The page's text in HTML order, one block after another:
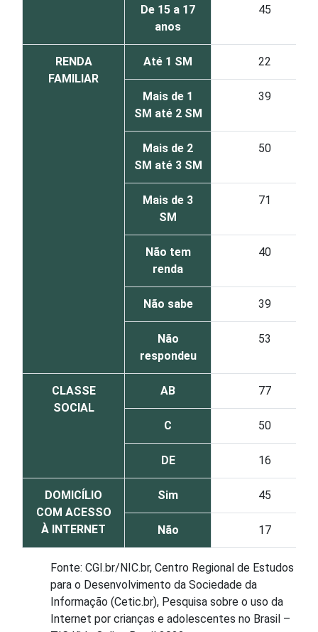
De 15 a 17
anos
45
RENDA
FAMILIAR
Até 1 SM 22
Mais de 1
SM até 2 SM
39
Mais de 2
SM até 3 SM
50
Mais de 3
SM
71
Não tem
renda
40
Não sabe 39
Não
respondeu
53
CLASSE
SOCIAL
AB 77
C 50
DE 16
DOMICÍLIO
COM ACESSO
À INTERNET
Sim 45
Não 17
Fonte: CGI.br/NIC.br, Centro Regional de Estudos
para o Desenvolvimento da Sociedade da
Informação (Cetic.br), Pesquisa sobre o uso da
Internet por crianças e adolescentes no Brasil –